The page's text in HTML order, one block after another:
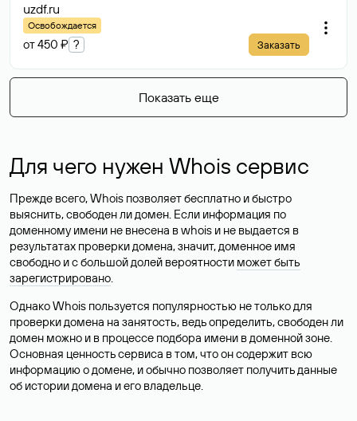
uzdf.ru
Освобождается
от 450 ₽ ? Заказать
Показать еще
Для чего нужен Whois сервис
Прежде всего, Whois позволяет бесплатно и быстро
выяснить, свободен ли домен. Если информация по
доменному имени не внесена в whois и не выдается в
результатах проверки домена, значит, доменное имя
свободно и с большой долей вероятности может быть
зарегистрировано.
Однако Whois пользуется популярностью не только для
проверки домена на занятость, ведь определить, свободен ли
домен можно и в процессе подбора имени в доменной зоне.
Основная ценность сервиса в том, что он содержит всю
информацию о домене, и обычно позволяет получить данные
об истории домена и его владельце.